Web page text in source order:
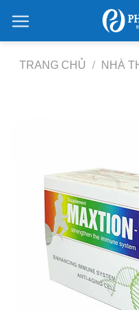
qua
nội
dungTRANG CHỦ / NHÀ